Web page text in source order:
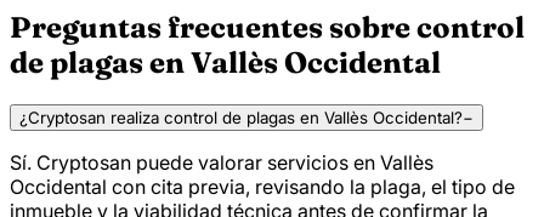
Preguntas frecuentes sobre control
de plagas en Vallès Occidental
¿Cryptosan realiza control de plagas en Vallès Occidental?−
Sí. Cryptosan puede valorar servicios en Vallès
Occidental con cita previa, revisando la plaga, el tipo de
inmueble y la viabilidad técnica antes de confirmar la